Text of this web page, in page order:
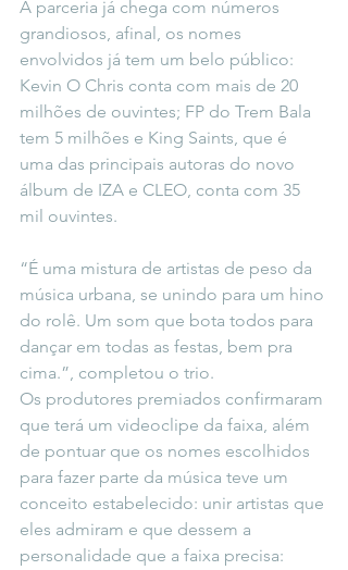
A parceria já chega com números
grandiosos, afinal, os nomes
envolvidos já tem um belo público:
Kevin O Chris conta com mais de 20
milhões de ouvintes; FP do Trem Bala
tem 5 milhões e King Saints, que é
uma das principais autoras do novo
álbum de IZA e CLEO, conta com 35
mil ouvintes.
“É uma mistura de artistas de peso da
música urbana, se unindo para um hino
do rolê. Um som que bota todos para
dançar em todas as festas, bem pra
cima.”, completou o trio.
Os produtores premiados confirmaram
que terá um videoclipe da faixa, além
de pontuar que os nomes escolhidos
para fazer parte da música teve um
conceito estabelecido: unir artistas que
eles admiram e que dessem a
personalidade que a faixa precisa: